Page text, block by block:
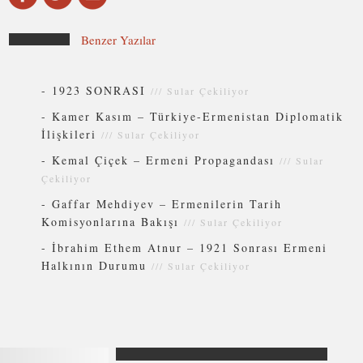
Benzer Yazılar
- 1923 SONRASI /// Sular Çekiliyor
-Kamer Kasım – Türkiye-Ermenistan Diplomatik
İlişkileri /// Sular Çekiliyor
-Kemal Çiçek – Ermeni Propagandası /// Sular
Çekiliyor
-Gaffar Mehdiyev – Ermenilerin Tarih
Komisyonlarına Bakışı /// Sular Çekiliyor
-İbrahim Ethem Atnur – 1921 Sonrası Ermeni
Halkının Durumu /// Sular Çekiliyor